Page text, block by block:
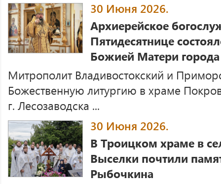
30 Июня 2026.
Архиерейское
Пятидесятнице
Божией Матери города
Митрополит Владивостокский и
Божественную литургию в храме
г. Лесозаводска ...
30 Июня 2026.
В Троицком храме в
Выселки почтили
Рыбочкина